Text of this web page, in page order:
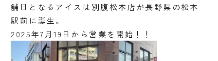
舗目となるアイスは別腹松本店が長野県の松本
駅前に誕生。
2025年7月19日から営業を開始！！